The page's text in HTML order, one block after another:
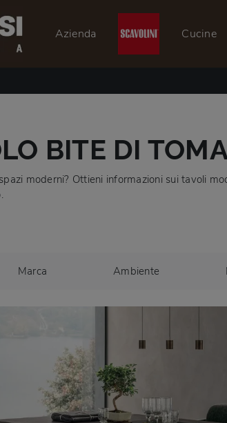
Azienda Cucine
BITE DI
moderni? Ottieni informazioni sui tavoli
Marca Ambiente